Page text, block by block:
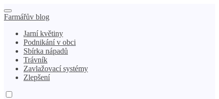
Farmářův blog
Jarní květiny
Podnikání v obci
Sbírka nápadů
Trávník
Zavlažovací systémy
Zlepšení